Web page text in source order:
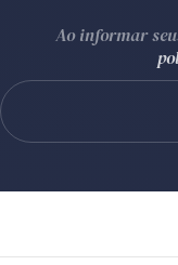
Ao informar